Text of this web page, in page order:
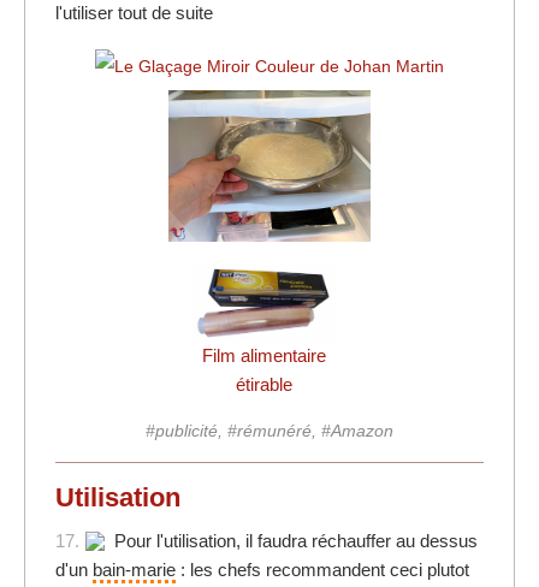
l'utiliser tout de suite
Film alimentaire
étirable
#publicité, #rémunéré, #Amazon
Utilisation
17.
Pour l'utilisation, il faudra réchauffer au dessus
d'un bain-marie : les chefs recommandent ceci plutot